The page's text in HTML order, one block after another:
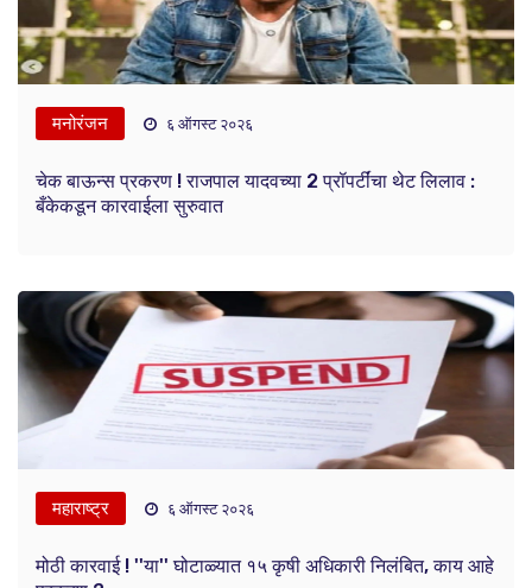
मनोरंजन ६ ऑगस्ट २०२६
चेक बाऊन्स प्रकरण ! राजपाल यादवच्या 2 प्रॉपर्टींचा थेट लिलाव :
बँकेकडून कारवाईला सुरुवात
महाराष्ट्र ६ ऑगस्ट २०२६
मोठी कारवाई ! ''या'' घोटाळ्यात १५ कृषी अधिकारी निलंबित, काय आहे